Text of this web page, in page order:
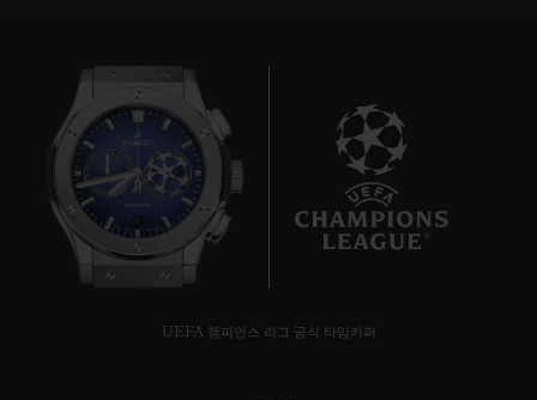
UEFA 챔피언스 리그 공식 타임키퍼